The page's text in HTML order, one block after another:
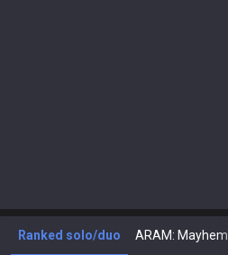
Ranked solo/duo ARAM: Mayhem